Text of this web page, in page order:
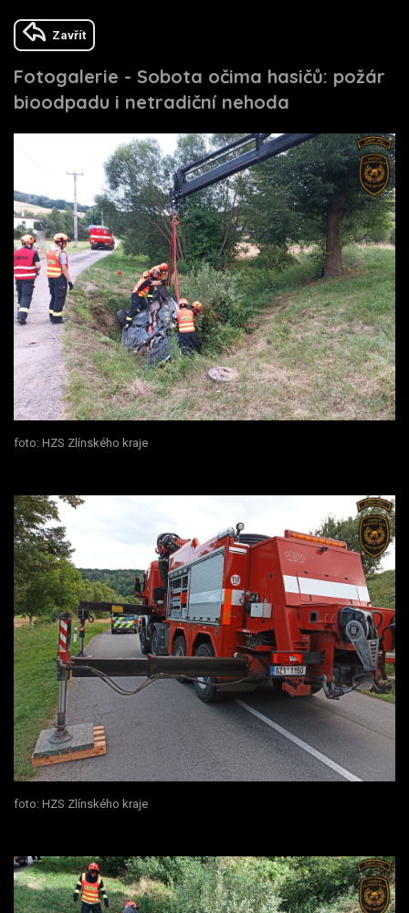
Zavřít
Fotogalerie - Sobota očima hasičů: požár
bioodpadu i netradiční nehoda
foto: HZS Zlínského kraje
foto: HZS Zlínského kraje